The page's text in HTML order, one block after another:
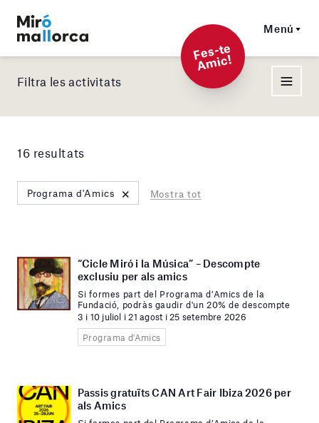
Menú
F
es-t
e
A
mi
c!
Filtra les activitats
16 resultats
Programa d'Amics × Mostra tot
“Cicle Miró i la Música” – Descompte
exclusiu per als amics
Si formes part del Programa d’Amics de la
Fundació, podràs gaudir d'un 20% de descompte
3 i 10 juliol i 21 agost i 25 setembre 2026
Programa d'Amics
Passis gratuïts CAN Art Fair Ibiza 2026 per
als Amics